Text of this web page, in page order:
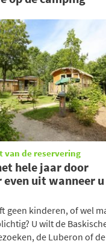
van de reservering
hele jaar door
even uit wanneer u
geen kinderen, of wel
U wilt de
de Luberon of de